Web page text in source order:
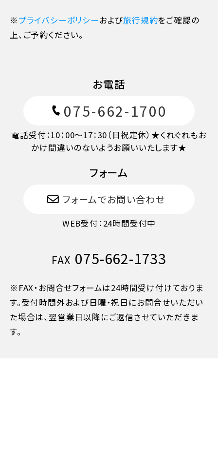
7日目に当たる日以降 30%
旅行開始日の当日 50%
旅行開始後又は無連絡
※プライバシーポリシーおよび旅行規約をご確認の
上、ご予約ください。
お電話
075-662-1700
電話受付：10：00～17：30（日祝定休）★くれぐれもお
かけ間違いのないようお願いいたします★
フォーム
フォームでお問い合わせ
WEB受付：24時間受付中
FAX 075-662-1733
※FAX・お問合せフォームは24時間受け付けておりま
す。受付時間外および日曜・祝日にお問合せいただい
た場合は、翌営業日以降にご返信させていただきま
す。